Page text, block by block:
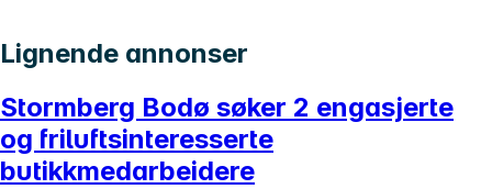
Lignende annonser
Stormberg Bodø søker 2 engasjerte
og friluftsinteresserte
butikkmedarbeidere